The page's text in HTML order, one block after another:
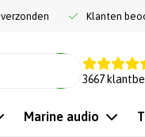
verzonden Klanten
3667
Marine audio